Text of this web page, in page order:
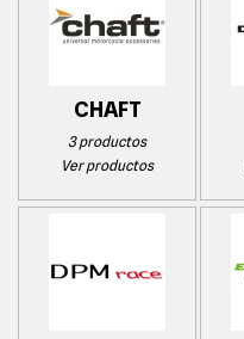
CHAFT
3 productos
Ver productos